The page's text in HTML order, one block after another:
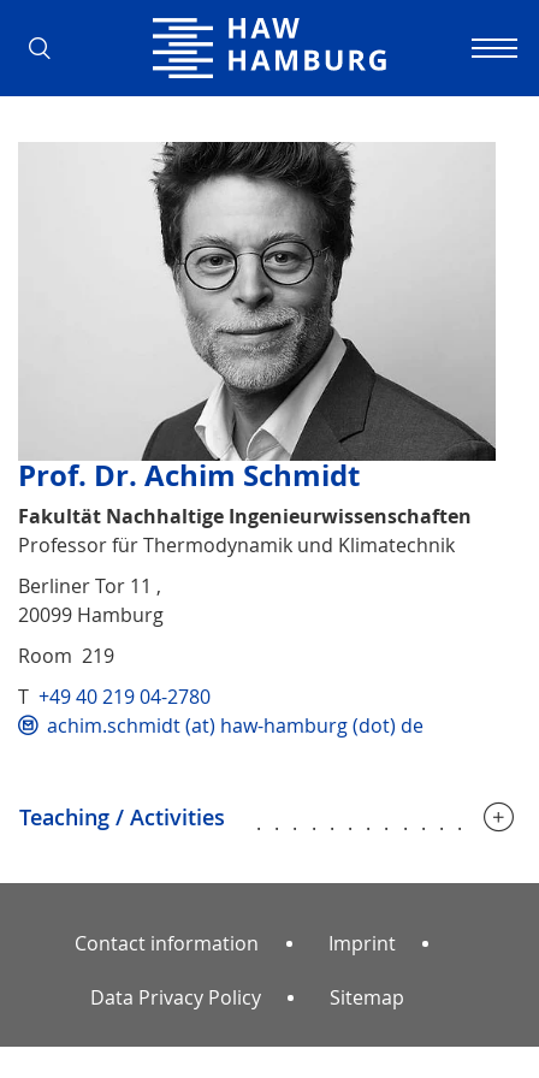
Hamburg University of Applied
Prof. Dr. Achim Schmidt
Fakultät Nachhaltige Ingenieurwissenschaften
Professor für Thermodynamik und Klimatechnik
Berliner Tor 11 ,
20099 Hamburg
Room 219
T +49 40 219 04-2780
achim.schmidt (at) haw-hamburg (dot) de
Teaching / Activities
Contact information Imprint
Data Privacy Policy Sitemap